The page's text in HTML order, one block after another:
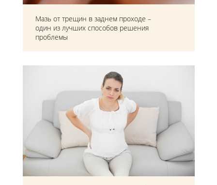
Мазь от трещин в заднем проходе –
один из лучших способов решения
проблемы